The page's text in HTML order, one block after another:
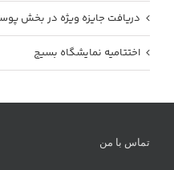
دریافت جایزه ویژه در بخش
اختتامیه نمایشگاه بسیج
تماس با من